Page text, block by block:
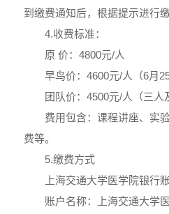
到缴费通知后，根据提示进行
4.收费标准：
原 价：4800元/人
早鸟价：4600元/人（6月25
团队价：4500元/人（三人
费用包含：课程讲座、实
费等。
5.缴费方式
上海交通大学医学院银行
账户名称：上海交通大学